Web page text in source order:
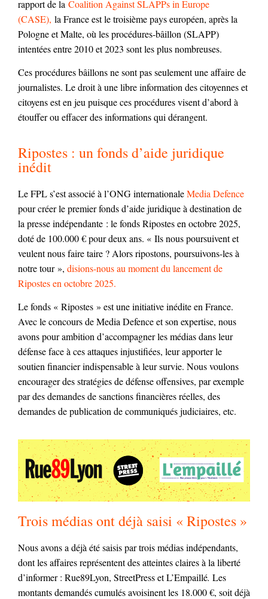
rapport de la Coalition Against SLAPPs in Europe
(CASE), la France est le troisième pays européen, après la
Pologne et Malte, où les procédures-bâillon (SLAPP)
intentées entre 2010 et 2023 sont les plus nombreuses.
Ces procédures bâillons ne sont pas seulement une affaire de
journalistes. Le droit à une libre information des citoyennes et
citoyens est en jeu puisque ces procédures visent d’abord à
étouffer ou effacer des informations qui dérangent.
Ripostes : un fonds d’aide juridique
inédit
Le FPL s’est associé à l’ONG internationaleMedia Defence
pour créer le premier fonds d’aide juridique à destination de
la presse indépendante : le fonds Ripostes en octobre 2025,
doté de 100.000 € pour deux ans. « Ils nous poursuivent et
veulent nous faire taire ? Alors ripostons, poursuivons-les à
notre tour », disions-nous au moment du lancement de
Ripostes en octobre 2025.
Le fonds « Ripostes » est une initiative inédite en France.
Avec le concours de Media Defence et son expertise, nous
avons pour ambition d’accompagner les médias dans leur
défense face à ces attaques injustifiées, leur apporter le
soutien financier indispensable à leur survie. Nous voulons
encourager des stratégies de défense offensives, par exemple
par des demandes de sanctions financières réelles, des
demandes de publication de communiqués judiciaires, etc.
Trois médias ont déjà saisi « Ripostes »
Nous avons a déjà été saisis par trois médias indépendants,
dont les affaires représentent des atteintes claires à la liberté
d’informer : Rue89Lyon, StreetPress et L’Empaillé. Les
montants demandés cumulés avoisinent les 18.000 €, soit déjà